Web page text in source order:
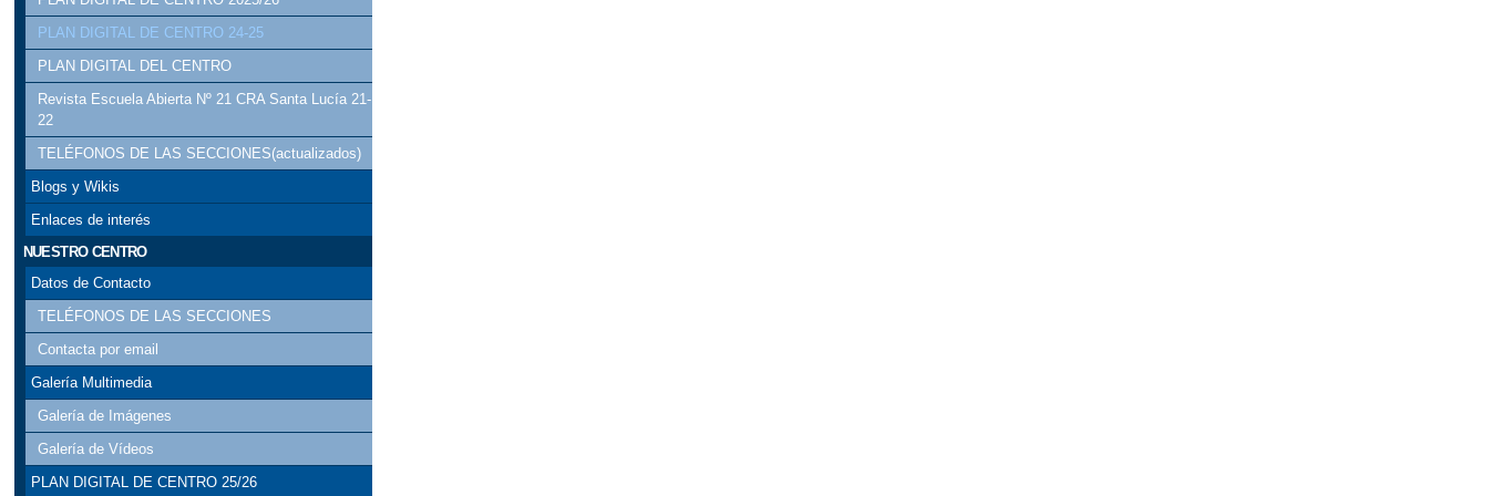
PLAN DIGITAL DE CENTRO 24-25
PLAN DIGITAL DEL CENTRO
Revista Escuela Abierta Nº 21 CRA Santa Lucía 21-
22
TELÉFONOS DE LAS SECCIONES(actualizados)
Blogs y Wikis
Enlaces de interés
NUESTRO CENTRO
Datos de Contacto
TELÉFONOS DE LAS SECCIONES
Contacta por email
Galería Multimedia
Galería de Imágenes
Galería de Vídeos
PLAN DIGITAL DE CENTRO 25/26